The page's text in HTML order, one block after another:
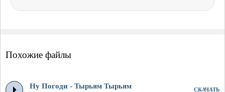
Похожие файлы
Ну Погоди - Тырьям Тырьям СКАЧАТЬ